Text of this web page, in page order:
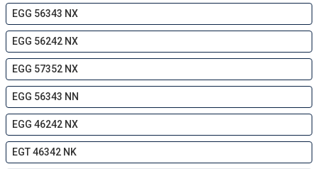
EGG 56343 NX
EGG 56242 NX
EGG 57352 NX
EGG 56343 NN
EGG 46242 NX
EGT 46342 NK